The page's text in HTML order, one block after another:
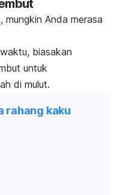
Anda merasa
biasakan
untuk
di mulut.
rahang kaku